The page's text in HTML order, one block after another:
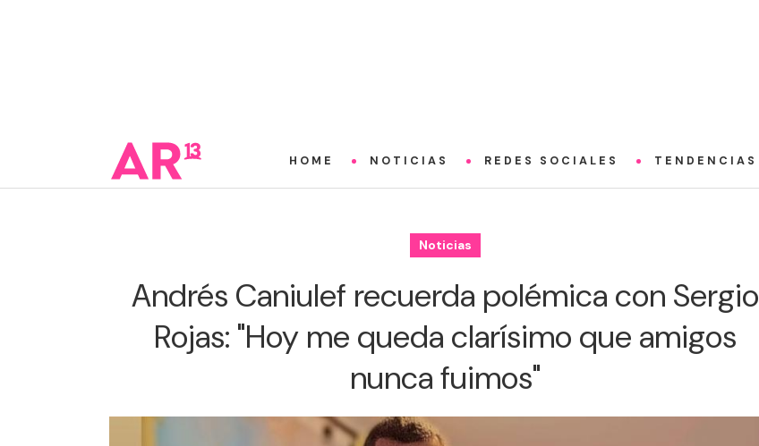
HOME NOTICIAS REDES SOCIALES TENDENCIAS
Noticias
Andrés Caniulef recuerda polémica con Sergio
Rojas: "Hoy me queda clarísimo que amigos
nunca fuimos"